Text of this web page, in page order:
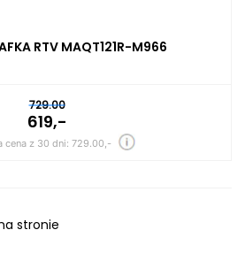
RTV MAQT121R-M966
729.00
619,-
cena z 30 dni: 729.00,-
stronie